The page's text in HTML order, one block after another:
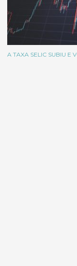
A TAXA SELIC SUBIU E